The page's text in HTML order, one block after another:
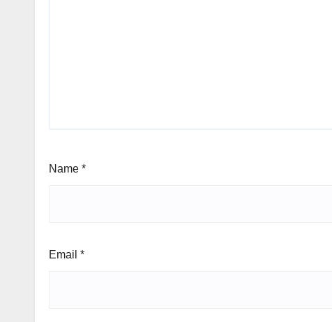
Name *
Email *